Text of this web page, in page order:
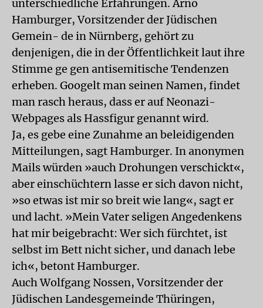
unterschiedliche Erfahrungen. Arno
Hamburger, Vorsitzender der Jüdischen
Gemein- de in Nürnberg, gehört zu
denjenigen, die in der Öffentlichkeit laut ihre
Stimme ge gen antisemitische Tendenzen
erheben. Googelt man seinen Namen, findet
man rasch heraus, dass er auf Neonazi-
Webpages als Hassfigur genannt wird.
Ja, es gebe eine Zunahme an beleidigenden
Mitteilungen, sagt Hamburger. In anonymen
Mails würden »auch Drohungen verschickt«,
aber einschüchtern lasse er sich davon nicht,
»so etwas ist mir so breit wie lang«, sagt er
und lacht. »Mein Vater seligen Angedenkens
hat mir beigebracht: Wer sich fürchtet, ist
selbst im Bett nicht sicher, und danach lebe
ich«, betont Hamburger.
Auch Wolfgang Nossen, Vorsitzender der
Jüdischen Landesgemeinde Thüringen,